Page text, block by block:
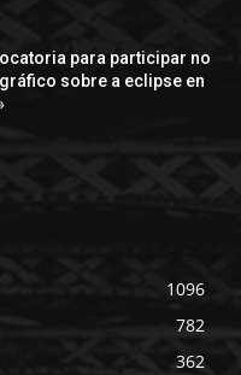
para participar no
sobre a eclipse en
1096
782
362